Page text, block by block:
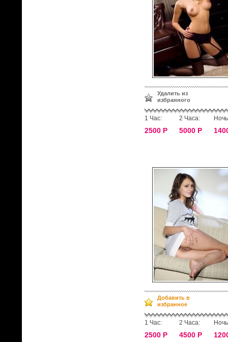
Удалить из
избранного
1 Час:
2500 Р
2 Часа:
5000 Р
Добавить в
избранное
1 Час:
2500 Р
2 Часа:
4500 Р